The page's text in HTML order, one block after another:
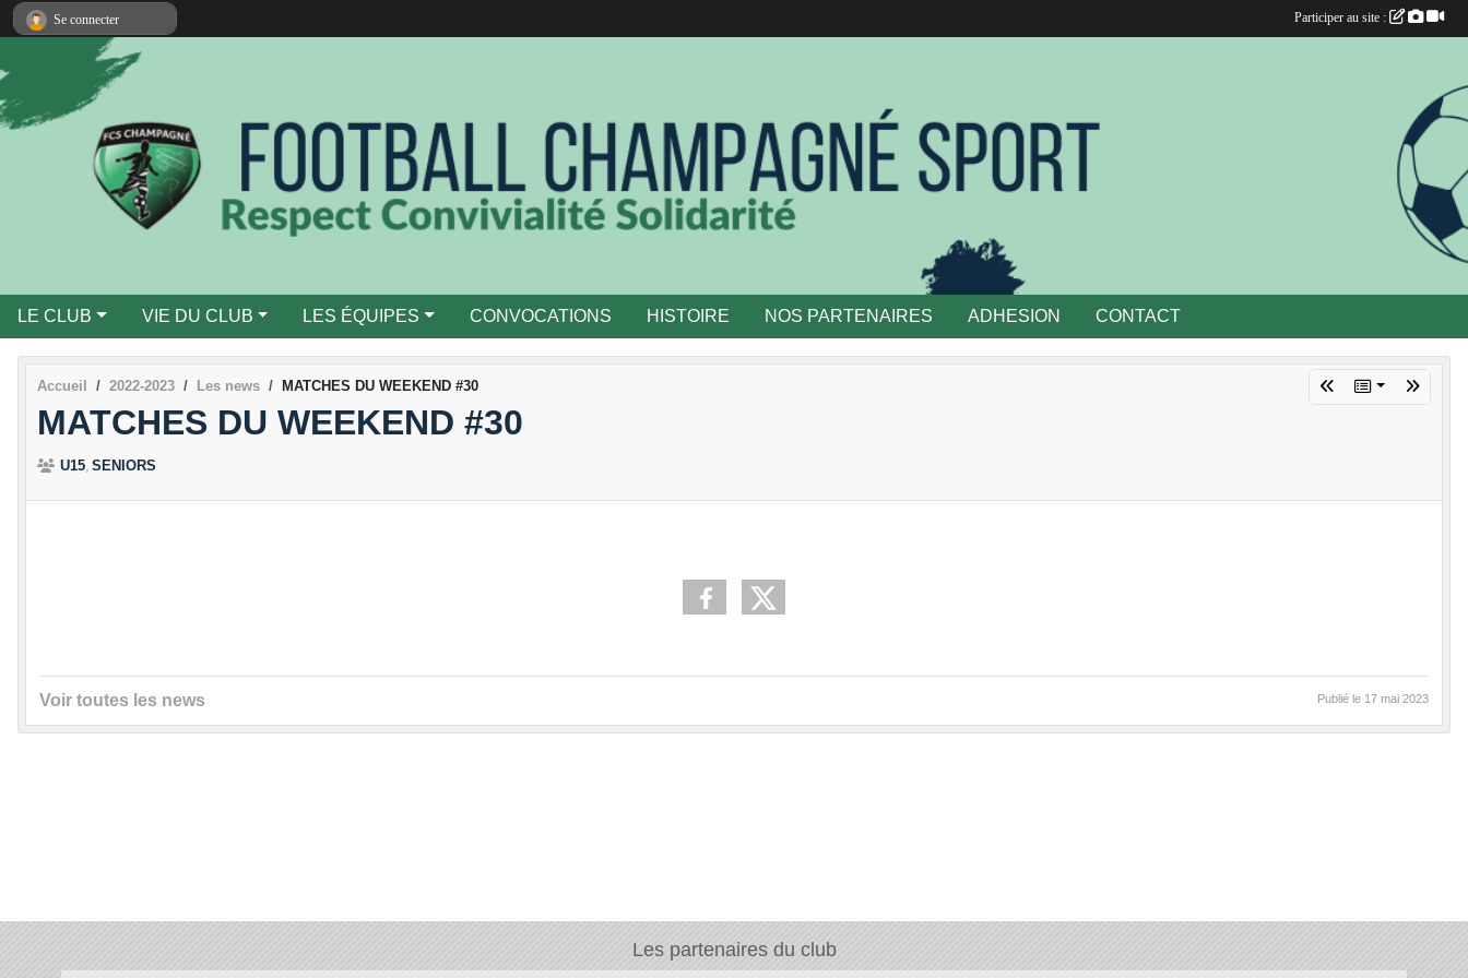
LE CLUB VIE DU CLUB LES ÉQUIPES CONVOCATIONS HISTOIRE NOS PARTENAIRES ADHESION CONTACT
Accueil 2022-2023 Les news MATCHES DU WEEKEND #30
MATCHES DU WEEKEND #30
U15 SENIORS
Voir toutes les news Publié le 17 mai 2023
Les partenaires du club
Se connecter Participer au site :
Panneau de gestion des cookies